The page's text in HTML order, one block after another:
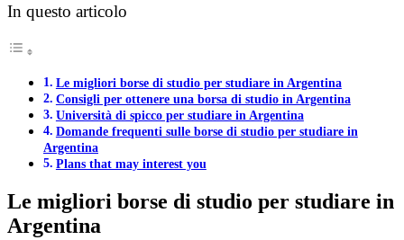
In questo articolo
Le migliori borse di studio per studiare in Argentina
Consigli per ottenere una borsa di studio in Argentina
Università di spicco per studiare in Argentina
Domande frequenti sulle borse di studio per studiare in
Argentina
Plans that may interest you
Le migliori borse di studio per studiare in
Argentina